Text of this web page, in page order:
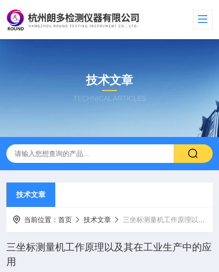
技术文章
TECHNICAL ARTICLES
技术文章
当前位置：首页 技术文章 三坐标测量机工作原理以及其在工业生产中的应用
三坐标测量机工作原理以及其在工业生产中的应
用